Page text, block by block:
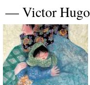
— Victor